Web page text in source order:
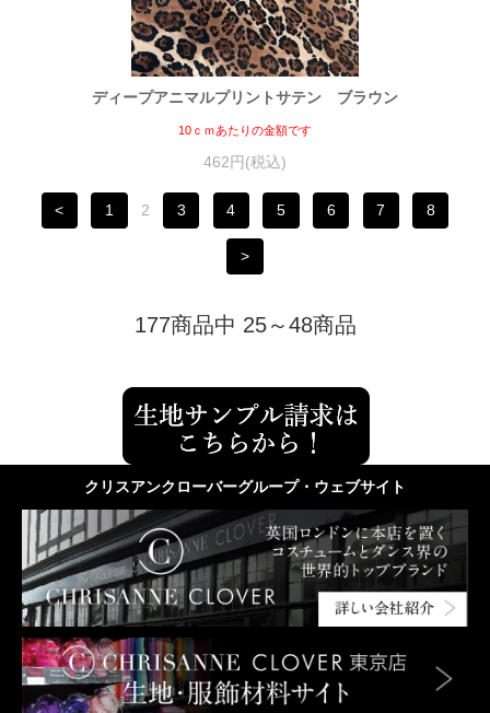
ディープアニマルプリントサテン ブラウン
10ｃｍあたりの金額です
462円(税込)
< 1 2 3 4 5 6 7 8
>
177商品中 25～48商品
クリスアンクローバーグループ・ウェブサイト